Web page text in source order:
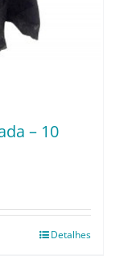
– 10
Detalhes